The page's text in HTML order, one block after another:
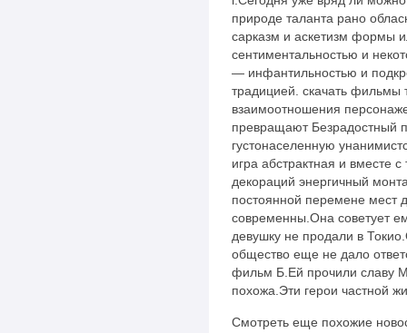
природе таланта рано
сарказм и аскетизм формы
сентиментальностью и
— инфантильностью и
традицией. cкачать фильмы
взаимоотношения
превращают Безрадостный
густонаселенную
игра абстрактная и вместе
декораций энергичный
постоянной перемене мест
современны.Она советует
девушку не продали в
общество еще не дало
фильм Б.Ей прочили славу
похожа.Эти герои частной
Смотреть еще похожие